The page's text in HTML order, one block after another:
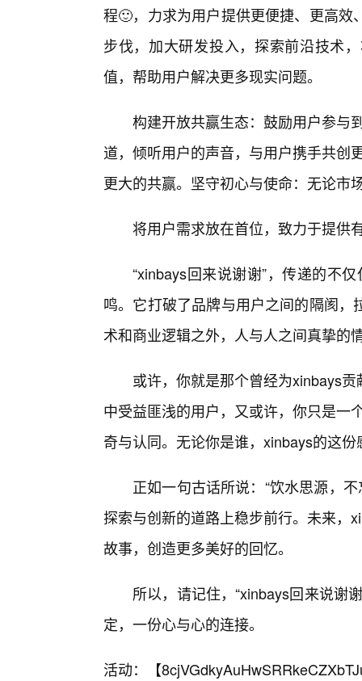
程🙂，力求为用户提供更便捷、更高
步伐，加大研发投入，探索前沿技术
值，帮助用户解决更多现实问题。
构建开放共赢生态：鼓励用户参与
道，倾听用户的声音，与用户携手共创
更大的共赢。坚守初心与使命：无论市
将用户需求放在首位，致力于提供
“xinbays回来说谢谢”，传递的不
鸣。它打破了品牌与用户之间的隔阂
术和商业逻辑之外，人与人之间真挚的
或许，你就是那个曾经为xinbays
中受益匪浅的用户，又或许，你只是一
奇与认同。无论你是谁，xinbays的这
正如一句古话所说：“饮水思源，
探索与创新的道路上稳步前行。未来，
故事，创造更多美好的回忆。
所以，请记住，“xinbays回来说谢
定，一份心与心的连接。
活动：【